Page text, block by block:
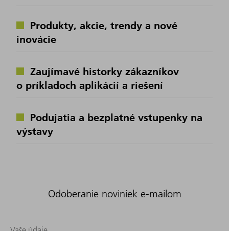
Produkty, akcie, trendy a nové
inovácie
Zaujímavé historky zákazníkov
o príkladoch aplikácií a riešení
Podujatia a bezplatné vstupenky na
výstavy
Odoberanie noviniek e-mailom